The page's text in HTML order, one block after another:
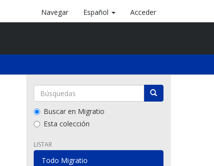
Navegar Español Acceder
Buscar en Migratio
Esta colección
LISTAR
Todo Migratio